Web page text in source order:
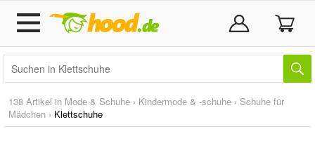
138 Artikel in Mode & Schuhe › Kindermode & -schuhe › Schuhe für
Mädchen › Klettschuhe